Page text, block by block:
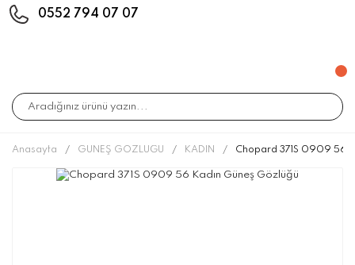
0552 794 07 07
Anasayfa GÜNEŞ GÖZLÜĞÜ KADIN Chopard 371S 0909 56